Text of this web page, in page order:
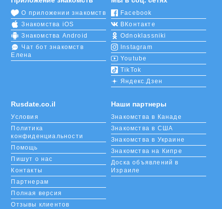
Rusdate.co.il
Условия
Политика
конфиденциальности
Помощь
Пишут о нас
Контакты
Партнерам
Полная версия
Отзывы клиентов
О приложении знакомств
Знакомства iOS
Знакомства Android
Чат бот знакомств
Елена
Facebook
ВКонтакте
Odnoklassniki
Instagram
Youtube
TikTok
Яндекс.Дзен
Наши партнеры
Знакомства в Канаде
Знакомства в США
Знакомства в Украине
Знакомства на Кипре
Доска объявлений в
Израиле